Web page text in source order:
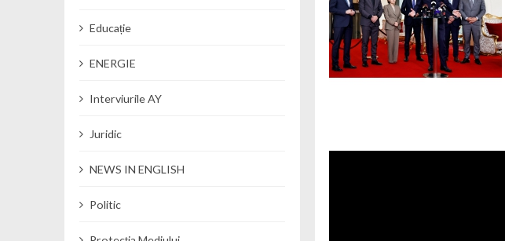
Educație
ENERGIE
Interviurile AY
Juridic
NEWS IN ENGLISH
Politic